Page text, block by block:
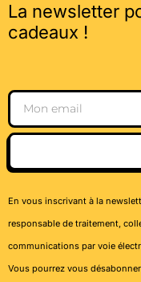
La newsletter
cadeaux !
Email
En vous inscrivant à la
responsable de traitement,
communications par voie
Vous pourrez vous